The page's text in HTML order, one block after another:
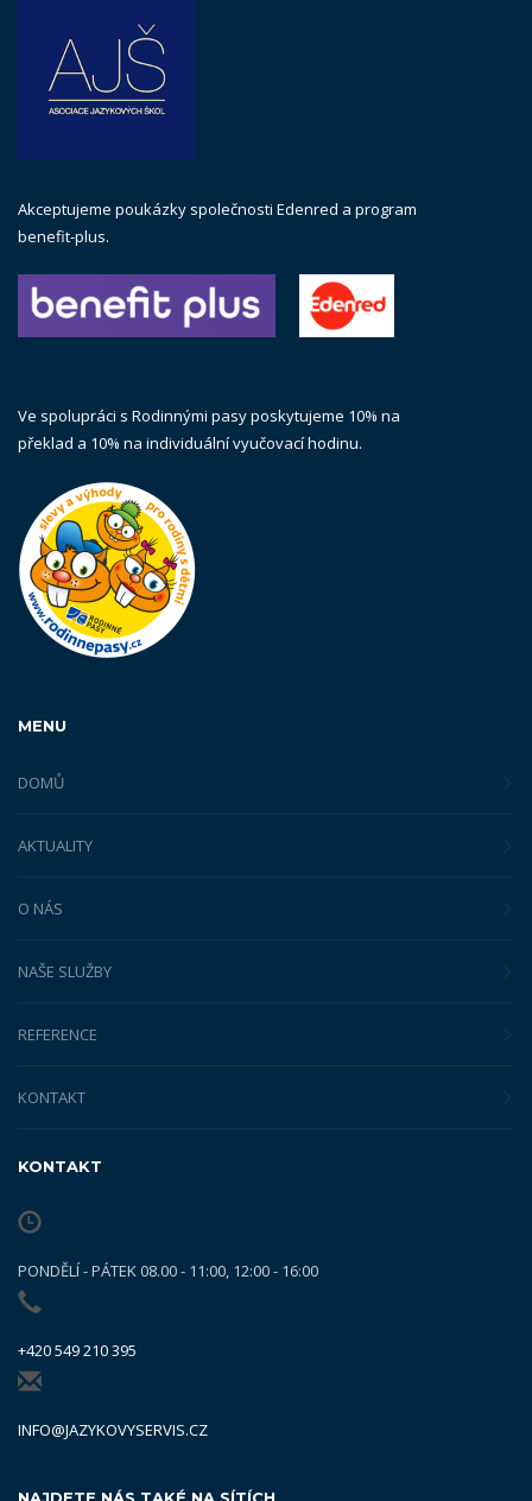
Akceptujeme poukázky společnosti Edenred a program
benefit-plus.
Ve spolupráci s Rodinnými pasy poskytujeme 10% na
překlad a 10% na individuální vyučovací hodinu.
MENU
DOMŮ
AKTUALITY
O NÁS
NAŠE SLUŽBY
REFERENCE
KONTAKT
KONTAKT
PONDĚLÍ - PÁTEK 08.00 - 11:00, 12:00 - 16:00
+420 549 210 395
INFO@JAZYKOVYSERVIS.CZ
NAJDETE NÁS TAKÉ NA SÍTÍCH